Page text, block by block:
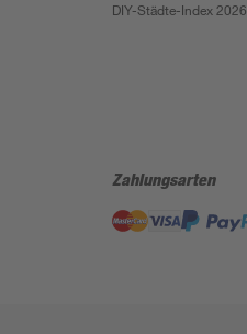
DIY-Städte-Index 2026
Zahlungsarten